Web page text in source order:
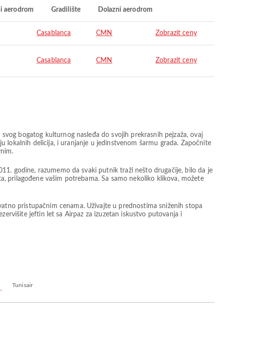
aerodrom Gradilište Dolazni aerodrom
Casablanca CMN Zobrazit ceny
Casablanca CMN Zobrazit ceny
bogatog kulturnog nasleđa do svojih prekrasnih pejzaža, ovaj
lokalnih delicija, i uranjanje u jedinstvenom šarmu grada. Započnite
godine, razumemo da svaki putnik traži nešto drugačije, bilo da je
vašim potrebama. Sa samo nekoliko klikova, možete
pristupačnim cenama. Uživajte u prednostima sniženih stopa
jeftin let sa Airpaz za izuzetan iskustvo putovanja i
Tunisair